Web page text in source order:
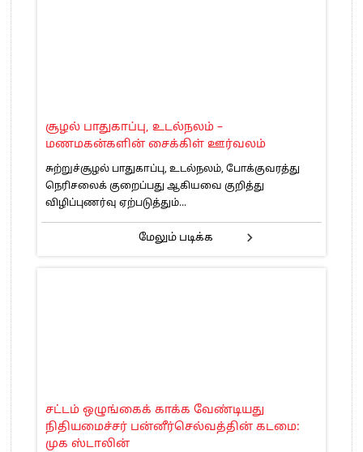
சூழல் பாதுகாப்பு, உடல்நலம் –
மணமகன்களின் சைக்கிள் ஊர்வலம்
சுற்றுச்சூழல் பாதுகாப்பு, உடல்நலம், போக்குவரத்து
நெரிசலைக் குறைப்பது ஆகியவை குறித்து
விழிப்புணர்வு ஏற்படுத்தும்...
மேலும் படிக்க
சட்டம் ஒழுங்கைக் காக்க வேண்டியது
நிதியமைச்சர் பன்னீர்செல்வத்தின் கடமை:
முக ஸ்டாலின்